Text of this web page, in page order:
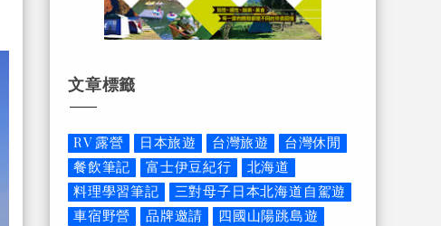
文章標籤
RV 露營 日本旅遊 台灣旅遊
台灣休閒
餐飲筆記
富士伊豆紀行
北海道
料理學習筆記
三對母子日本北海道自駕遊
車宿野營
品牌邀請
四國山陽跳島遊